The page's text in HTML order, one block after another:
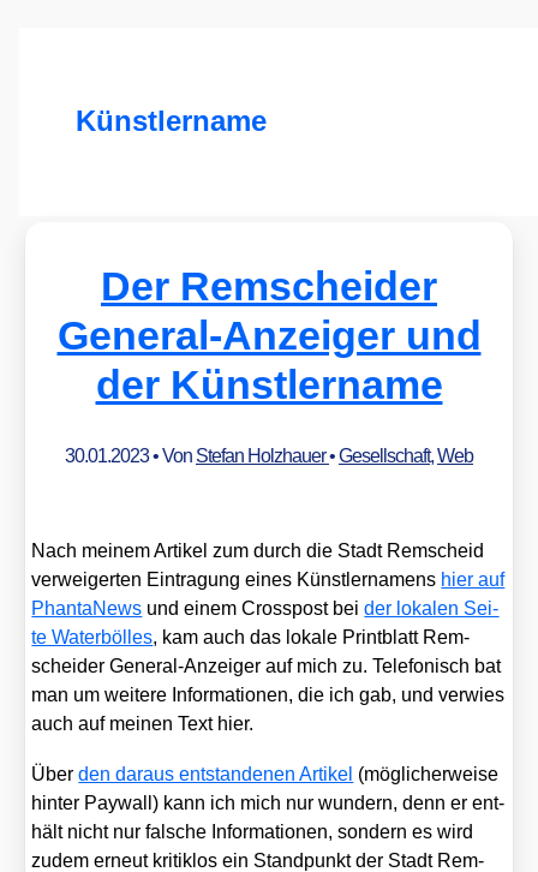
Künstlername
Der Remscheider
General-Anzeiger und
der Künstlername
30.01.2023• Von Stefan Holzhauer•Gesellschaft,Web
Nach mei­nem Arti­kel zum durch die Stadt Rem­scheid
ver­wei­ger­ten Ein­tra­gung eines Künst­ler­na­mens hier auf
Phan­ta­News und einem Cross­post beider loka­len Sei­
te Water­b­öl­les, kam auch das loka­le Print­blatt Rem­
schei­der Gene­ral-Anzei­ger auf mich zu. Tele­fo­nisch bat
man um wei­te­re Infor­ma­tio­nen, die ich gab, und ver­wies
auch auf mei­nen Text hier.
Überden dar­aus ent­stan­de­nen Arti­kel (mög­li­cher­wei­se
hin­ter Pay­wall) kann ich mich nur wun­dern, denn er ent­
hält nicht nur fal­sche Infor­ma­tio­nen, son­dern es wird
zudem erneut kri­tik­los ein Stand­punkt der Stadt Rem­